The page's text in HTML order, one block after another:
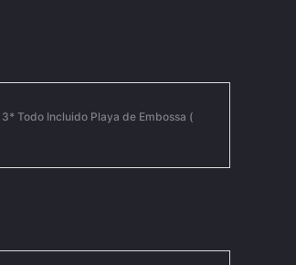
Todo Incluido Playa de Embossa (